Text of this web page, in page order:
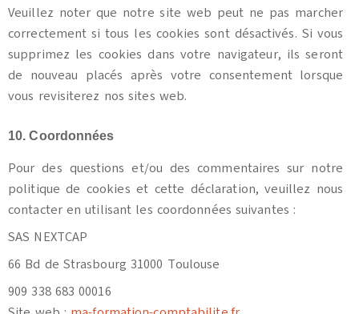
Veuillez noter que notre site web peut ne pas marcher
correctement si tous les cookies sont désactivés. Si vous
supprimez les cookies dans votre navigateur, ils seront
de nouveau placés après votre consentement lorsque
vous revisiterez nos sites web.
10. Coordonnées
Pour des questions et/ou des commentaires sur notre
politique de cookies et cette déclaration, veuillez nous
contacter en utilisant les coordonnées suivantes :
SAS NEXTCAP
66 Bd de Strasbourg 31000 Toulouse
909 338 683 00016